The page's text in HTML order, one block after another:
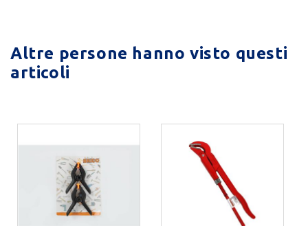
Altre persone hanno visto questi
articoli